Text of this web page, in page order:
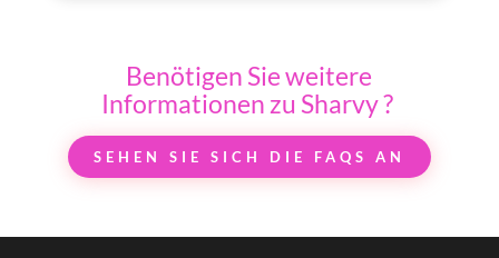
Benötigen Sie weitere
Informationen zu Sharvy ?
SEHEN SIE SICH DIE FAQS AN